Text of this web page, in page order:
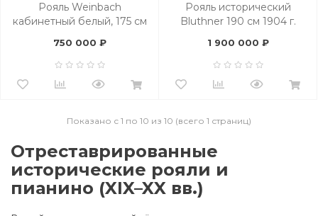
Рояль Weinbach
кабинетный белый, 175 см
750 000 ₽
Рояль исторический
Bluthner 190 см 1904 г.
1 900 000 ₽
Показано с 1 по 10 из 10 (всего 1 страниц)
Отреставрированные
исторические рояли и
пианино (XIX–XX вв.)